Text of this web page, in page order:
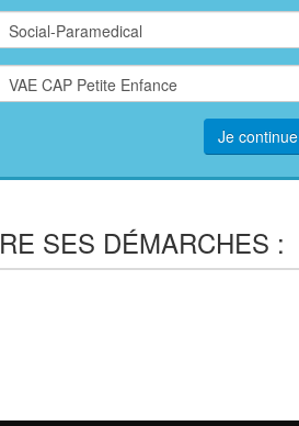
Je continue
SES DÉMARCHES :